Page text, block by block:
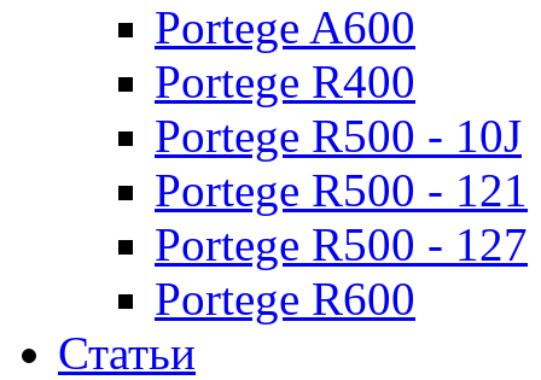
Portege A600
Portege R400
Portege R500 - 10J
Portege R500 - 121
Portege R500 - 127
Portege R600
Статьи